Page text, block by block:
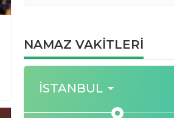
NAMAZ VAKİTLERİ
İSTANBUL